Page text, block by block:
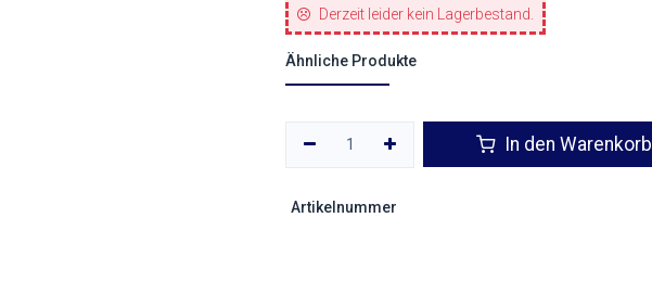
Derzeit leider kein Lagerbestand.
Ähnliche Produkte
In den Warenkorb
Artikelnummer